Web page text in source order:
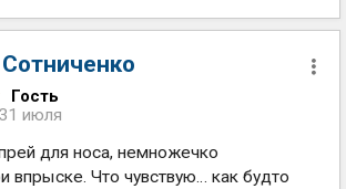
Гость
июля
для носа, немножечко
впрыске. Что чувствую… как будто